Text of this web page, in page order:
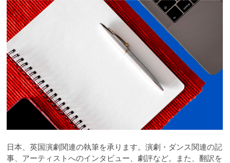
日本、英国演劇関連の執筆を承ります。演劇・ダンス関連の記
事、アーティストへのインタビュー、劇評など。また、翻訳を